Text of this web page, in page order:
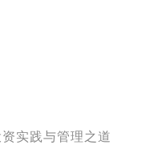
实践与管理之道